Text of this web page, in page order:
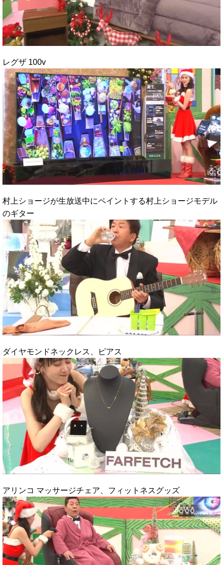
レグザ 100v
村上ショージが生放送中にペイントする村上ショージモデル
のギター
ダイヤモンドネックレス、ピアス
アリンコ マッサージチェア、フィットネスグッズ